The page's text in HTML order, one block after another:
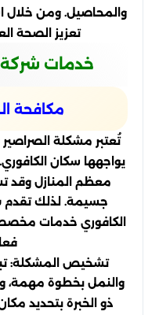
والمحاصيل. ومن خلال
تعزيز الصحة
خدمات
مكافحة
تُعتبر مشكلة الصراصير
يواجهها سكان
معظم المنازل وقد
جسيمة. لذلك تقدم
الكافوري خدمات
تشخيص المشكلة:
والنمل بخطوة مهمة،
ذو الخبرة بتحديد